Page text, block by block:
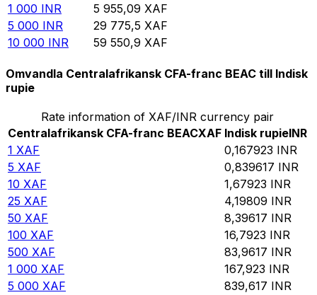
1 000 INR 5 955,09 XAF
5 000 INR 29 775,5 XAF
10 000 INR 59 550,9 XAF
Omvandla Centralafrikansk CFA-franc BEAC till Indisk
rupie
Rate information of XAF/INR currency pair
Centralafrikansk CFA-franc BEACXAF Indisk rupieINR
1 XAF 0,167923 INR
5 XAF 0,839617 INR
10 XAF 1,67923 INR
25 XAF 4,19809 INR
50 XAF 8,39617 INR
100 XAF 16,7923 INR
500 XAF 83,9617 INR
1 000 XAF 167,923 INR
5 000 XAF 839,617 INR